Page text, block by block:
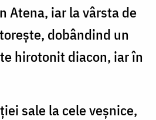
Atena, iar la vârsta de
dobândind un
hirotonit diacon, iar în
sale la cele veșnice,